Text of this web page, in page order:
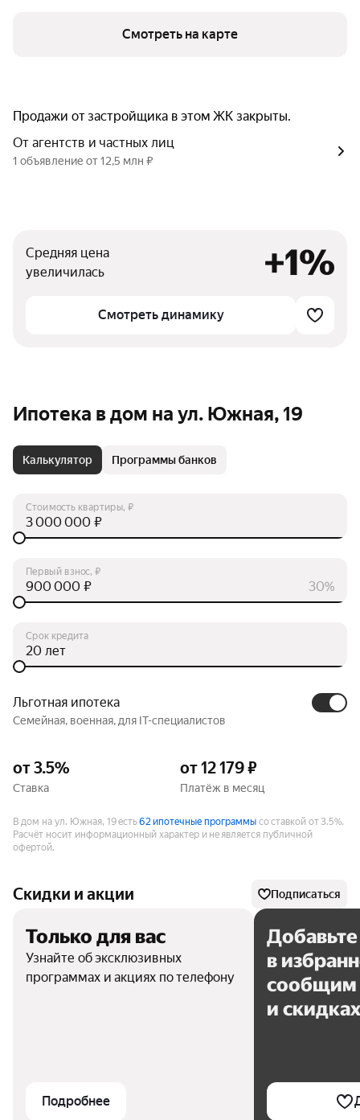
Смотреть на карте
Продажи от застройщика в этом ЖК закрыты.
От агентств и частных лиц
1 объявление от 12,5 млн ₽
Средняя цена
увеличилась
+1%
Смотреть динамику
Ипотека в дом на ул. Южная, 19
Калькулятор Программы банков
Стоимость квартиры, ₽
₽
Первый взнос, ₽
30%
₽
Срок кредита
лет
Льготная ипотека
Семейная, военная, для IT-специалистов
от 3.5%
Ставка
от 12 179 ₽
Платёж в месяц
В дом на ул. Южная, 19 есть62 ипотечные программы со ставкой от 3.5%.
Расчёт носит информационный характер и не является публичной
офертой.
Скидки и акции Подписаться
Только для вас
Узнайте об эксклюзивных
программах и акциях по телефону
Подробнее
Добавьте
в
сообщим
и скидках